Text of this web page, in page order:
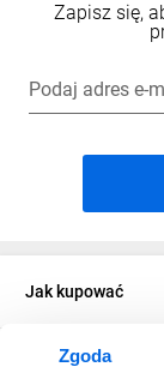
Zgoda
Zapisz się,
Podaj adres e-
Jak kupować
O firmie